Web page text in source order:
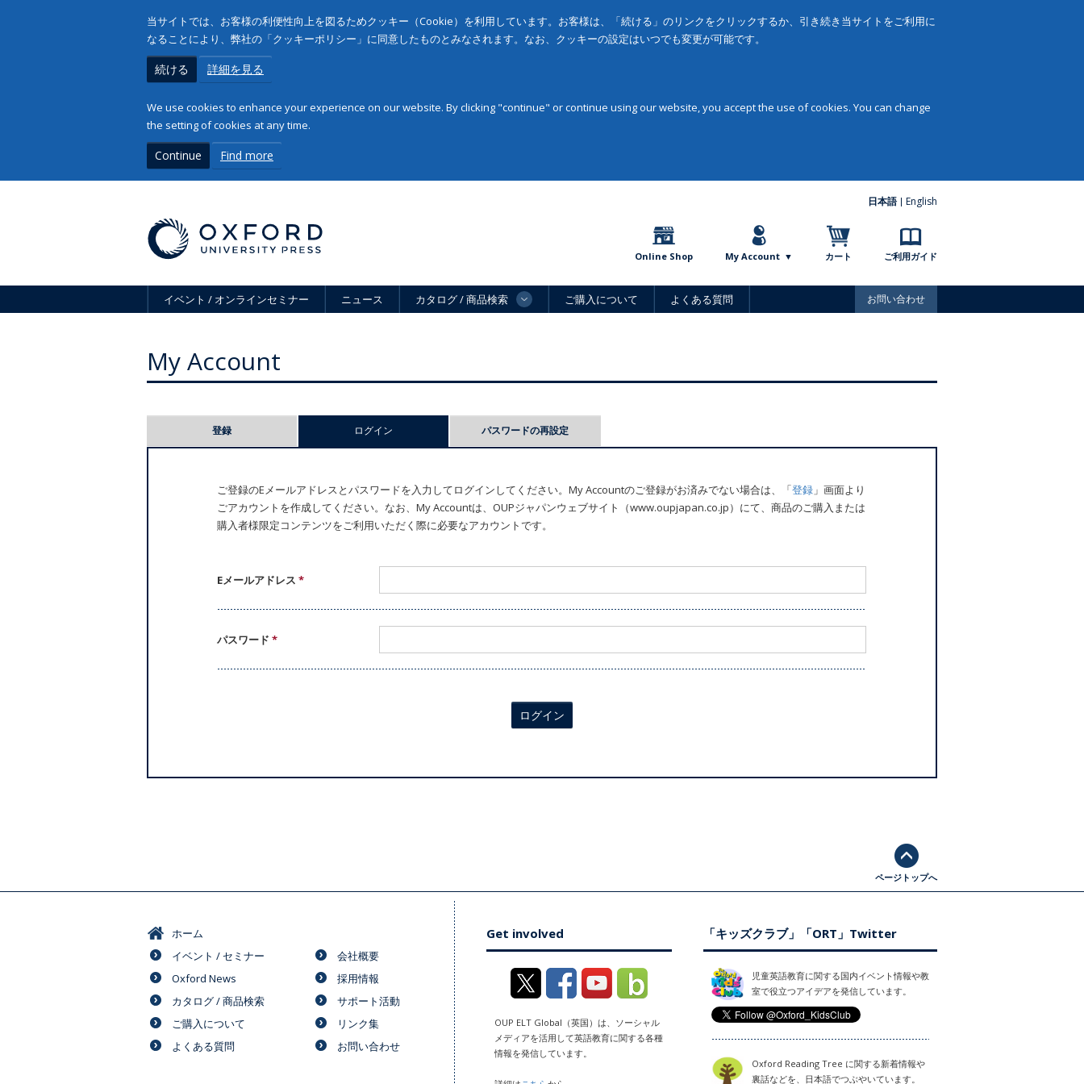
当サイトでは、お客様の利便性向上を図るためクッキー（Cookie）を利用しています。お客様は、「続ける」のリンクをクリックするか、引き続き当サイトをご利用に
なることにより、弊社の「クッキーポリシー」に同意したものとみなされます。なお、クッキーの設定はいつでも変更が可能です。
続ける 詳細を見る
We use cookies to enhance your experience on our website. By clicking "continue" or continue using our website, you accept the use of cookies. You can change
the setting of cookies at any time.
Continue Find more
日本語 English
Online Shop My Account カート ご利用ガイド
イベント / オンラインセミナー ニュース カタログ / 商品検索 ご購入について よくある質問 お問い合わせ
My Account
登録 ログイン パスワードの再設定
ご登録のEメールアドレスとパスワードを入力してログインしてください。My Accountのご登録がお済みでない場合は、「登録 」画面より
ごアカウントを作成してください。なお、My Accountは、OUPジャパンウェブサイト（www.oupjapan.co.jp）にて、商品のご購入または
購入者様限定コンテンツをご利用いただく際に必要なアカウントです。
Eメールアドレス*
パスワード*
ログイン
ページトップへ
ホーム
イベント / セミナー
Oxford News
カタログ / 商品検索
ご購入について
よくある質問
会社概要
採用情報
サポート活動
リンク集
お問い合わせ
Get involved
OUP ELT Global（英国）は、ソーシャル
メディアを活用して英語教育に関する各種
情報を発信しています。
「キッズクラブ」「ORT」Twitter
児童英語教育に関する国内イベント情報や教
室で役立つアイデアを発信しています。
Oxford Reading Tree に関する新着情報や
裏話などを、日本語でつぶやいています。